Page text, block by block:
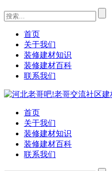
首页
关于我们
装修建材知识
装修建材百科
联系我们
首页
关于我们
装修建材知识
装修建材百科
联系我们